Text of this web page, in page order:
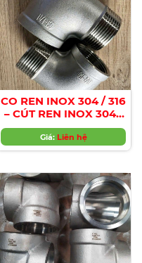
CO REN INOX 304 / 316
– CÚT REN INOX 304 /
316
Giá: Liên hệ